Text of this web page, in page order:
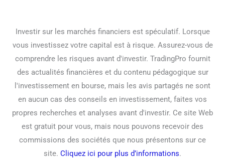
Investir sur les marchés financiers est spéculatif. Lorsque
vous investissez votre capital est à risque. Assurez-vous de
comprendre les risques avant d'investir. TradingPro fournit
des actualités financières et du contenu pédagogique sur
l'investissement en bourse, mais les avis partagés ne sont
en aucun cas des conseils en investissement, faites vos
propres recherches et analyses avant d'investir. Ce site Web
est gratuit pour vous, mais nous pouvons recevoir des
commissions des sociétés que nous présentons sur ce
site. Cliquez ici pour plus d’informations.